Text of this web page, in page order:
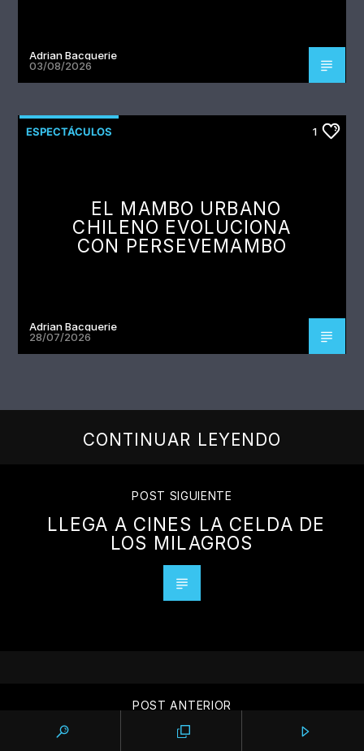
Adrian Bacquerie
03/08/2026
ESPECTÁCULOS 1
EL MAMBO URBANO
CHILENO EVOLUCIONA
CON PERSEVEMAMBO
Adrian Bacquerie
28/07/2026
CONTINUAR LEYENDO
POST SIGUIENTE
LLEGA A CINES LA CELDA DE
LOS MILAGROS
POST ANTERIOR
I LOVE DANCE REGRESA AL